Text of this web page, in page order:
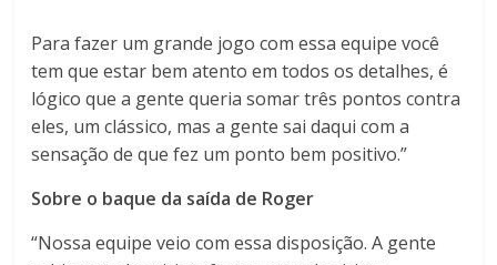
Para fazer um grande jogo com essa equipe você
tem que estar bem atento em todos os detalhes, é
lógico que a gente queria somar três pontos contra
eles, um clássico, mas a gente sai daqui com a
sensação de que fez um ponto bem positivo.”
Sobre o baque da saída de Roger
“Nossa equipe veio com essa disposição. A gente